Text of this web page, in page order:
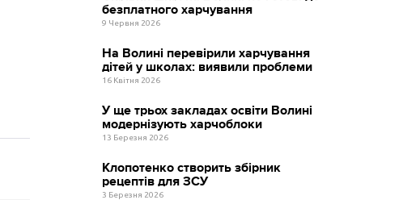
безплатного харчування
9 Червня 2026
На Волині перевірили харчування
дітей у школах: виявили проблеми
16 Квітня 2026
У ще трьох закладах освіти Волині
модернізують харчоблоки
13 Березня 2026
Клопотенко створить збірник
рецептів для ЗСУ
3 Березня 2026